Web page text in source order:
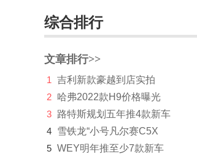
华泰
华泰新能源
华为AITO问界
I
Icona
综合排行
文章排行>>
1
吉利新款豪越到店实拍
2 哈弗2022款H9价格曝光
3 路特斯规划五年推4款新车
4 雪铁龙“小号凡尔赛C5X
5 WEY明年推至少7款新车